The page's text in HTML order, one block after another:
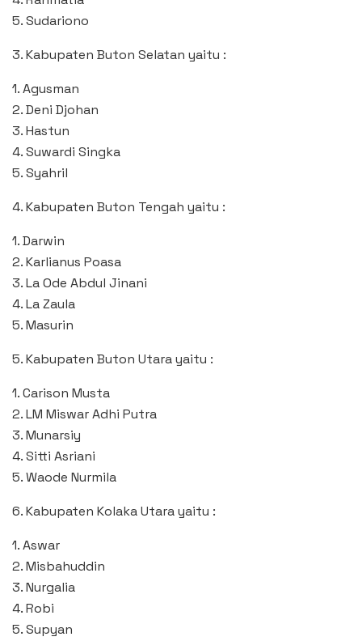
5. Sudariono
3. Kabupaten Buton Selatan yaitu :
1. Agusman
2. Deni Djohan
3. Hastun
4. Suwardi Singka
5. Syahril
4. Kabupaten Buton Tengah yaitu :
1. Darwin
2. Karlianus Poasa
3. La Ode Abdul Jinani
4. La Zaula
5. Masurin
5. Kabupaten Buton Utara yaitu :
1. Carison Musta
2. LM Miswar Adhi Putra
3. Munarsiy
4. Sitti Asriani
5. Waode Nurmila
6. Kabupaten Kolaka Utara yaitu :
1. Aswar
2. Misbahuddin
3. Nurgalia
4. Robi
5. Supyan